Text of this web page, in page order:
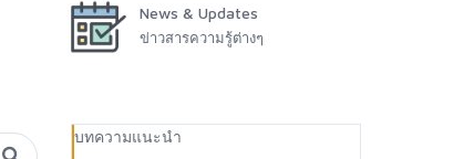
News & Updates
ข่าวสารความรู้ต่างๆ
บทความแนะนำ